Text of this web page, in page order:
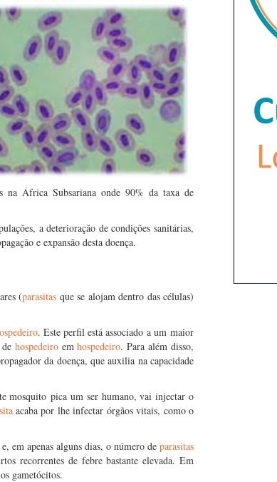
na África Subsariana onde 90% da taxa de
a deterioração de condições sanitárias,
e expansão desta doença.
(parasitas que se alojam dentro das células)
. Este perfil está associado a um maior
hospedeiroemhospedeiro. Para além disso,
da doença, que auxilia na capacidade
mosquito pica um ser humano, vai injectar o
acaba por lhe infectar órgãos vitais, como o
em apenas alguns dias, o número deparasitas
recorrentes de febre bastante elevada. Em
gametócitos.